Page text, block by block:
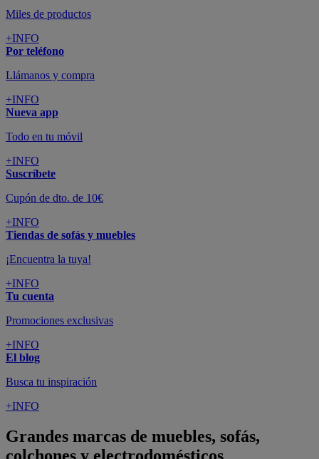
Miles de productos
+INFO
Por teléfono
Llámanos y compra
+INFO
Nueva app
Todo en tu móvil
+INFO
Suscríbete
Cupón de dto. de 10€
+INFO
Tiendas de sofás y muebles
¡Encuentra la tuya!
+INFO
Tu cuenta
Promociones exclusivas
+INFO
El blog
Busca tu inspiración
+INFO
Grandes marcas de muebles, sofás,